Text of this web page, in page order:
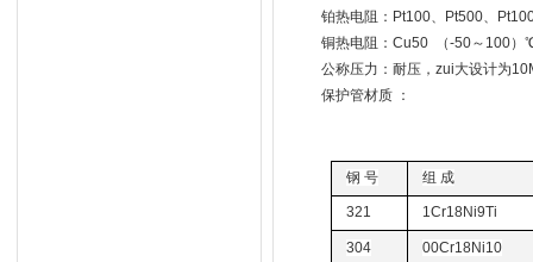
铂热电阻：Pt100、Pt500、
铜热电阻：Cu50 （-50～100
公称压力：耐压，zui大设计为
保护管材质 ：
钢 号 组 成
321 1Cr18Ni9Ti
304 00Cr18Ni10